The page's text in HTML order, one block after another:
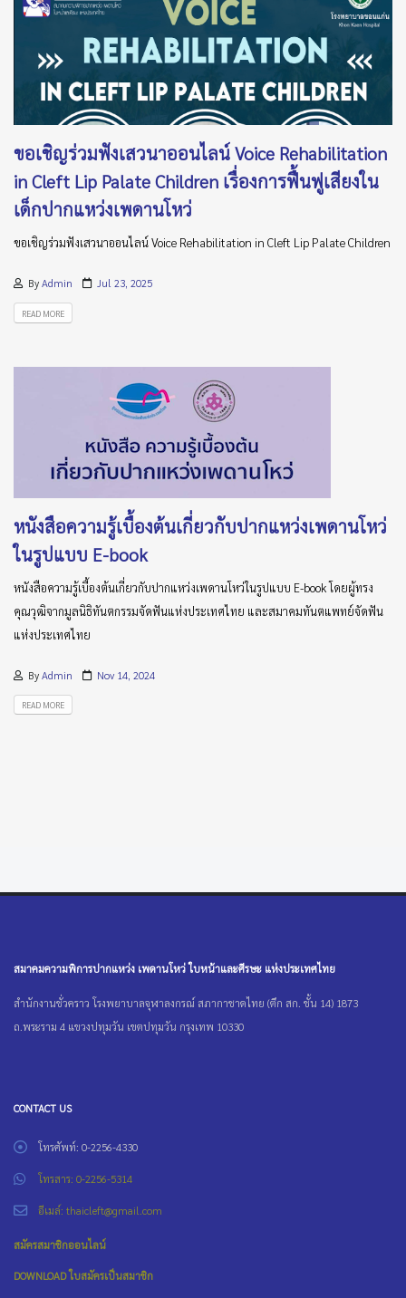
ขอเชิญร่วมฟังเสวนาออนไลน์ Voice Rehabilitation
in Cleft Lip Palate Children เรื่องการฟื้นฟูเสียงใน
เด็กปากแหว่งเพดานโหว่
ขอเชิญร่วมฟังเสวนาออนไลน์ Voice Rehabilitation in Cleft Lip Palate Children
By Admin Jul 23, 2025
READ MORE
หนังสือความรู้เบื้องต้นเกี่ยวกับปากแหว่งเพดานโหว่
ในรูปแบบ E-book
หนังสือความรู้เบื้องต้นเกี่ยวกับปากแหว่งเพดานโหว่ในรูปแบบ E-book โดยผู้ทรง
คุณวุฒิจากมูลนิธิทันตกรรมจัดฟันแห่งประเทศไทย และสมาคมทันตแพทย์จัดฟัน
แห่งประเทศไทย
By Admin Nov 14, 2024
READ MORE
สมาคมความพิการปากแหว่ง เพดานโหว่ ใบหน้าและศีรษะ แห่งประเทศไทย
สำนักงานชั่วคราว โรงพยาบาลจุฬาลงกรณ์ สภากาชาดไทย (ตึก สก. ชั้น 14) 1873
ถ.พระราม 4 แขวงปทุมวัน เขตปทุมวัน กรุงเทพ 10330
CONTACT US
โทรศัพท์: 0-2256-4330
โทรสาร: 0-2256-5314
อีเมล์: thaicleft@gmail.com
สมัครสมาชิกออนไลน์
DOWNLOAD ใบสมัครเป็นสมาชิก